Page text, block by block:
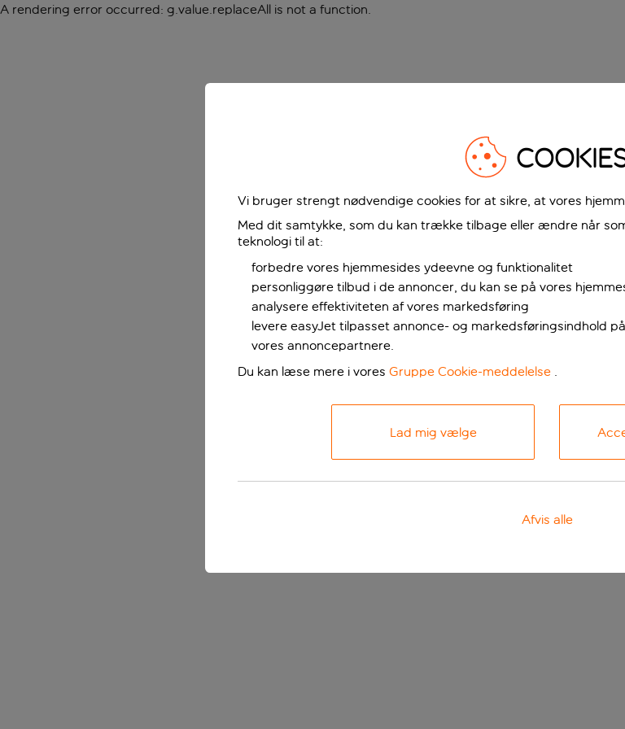
A rendering error occurred: g.value.replaceAll is not a function.
Vi bruger strengt nødvendige cookies for at sikre, at vores
Med dit samtykke, som du kan trække tilbage eller ændre når
teknologi til at:
forbedre vores hjemmesides ydeevne og funktionalitet
personliggøre tilbud i de annoncer, du kan se på vores
analysere effektiviteten af vores markedsføring
levere easyJet tilpasset annonce- og markedsføringsindhold
vores annoncepartnere.
Du kan læse mere i vores Gruppe Cookie-meddelelse .
Lad mig vælge
Afvis alle